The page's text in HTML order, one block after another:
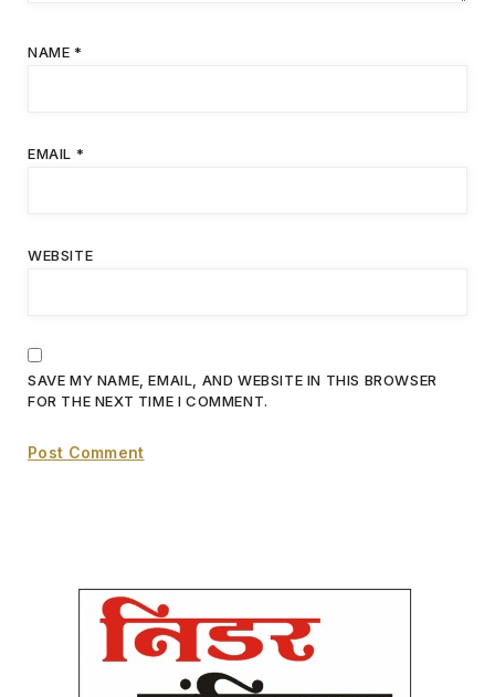
NAME *
EMAIL *
WEBSITE
SAVE MY NAME, EMAIL, AND WEBSITE IN THIS BROWSER
FOR THE NEXT TIME I COMMENT.